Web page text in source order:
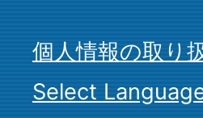
個人情報の取り
Select